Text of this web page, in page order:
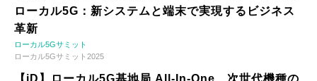
ローカル5G：新システムと端末で実現するビジネス
革新
ローカル5Gサミット
ローカル5Gサミット2025
【iD】ローカル5G基地局 All-In-One、次世代機種の